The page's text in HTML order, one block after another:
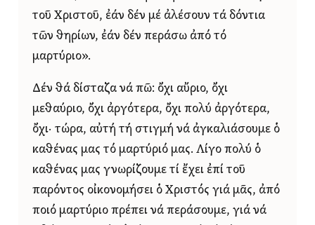
τοῦ Χριστοῦ, ἐάν δέν μέ ἀλέσουν τά δόντια
τῶν θηρίων, ἐάν δέν περάσω ἀπό τό
μαρτύριο».
Δέν θά δίσταζα νά πῶ: ὄχι αὔριο, ὄχι
μεθαύριο, ὄχι ἀργότερα, ὄχι πολύ ἀργότερα,
ὄχι· τώρα, αὐτή τή στιγμή νά ἀγκαλιάσουμε ὁ
καθένας μας τό μαρτύριό μας. Λίγο πολύ ὁ
καθένας μας γνωρίζουμε τί ἔχει ἐπί τοῦ
παρόντος οἰκονομήσει ὁ Χριστός γιά μᾶς, ἀπό
ποιό μαρτύριο πρέπει νά περάσουμε, γιά νά